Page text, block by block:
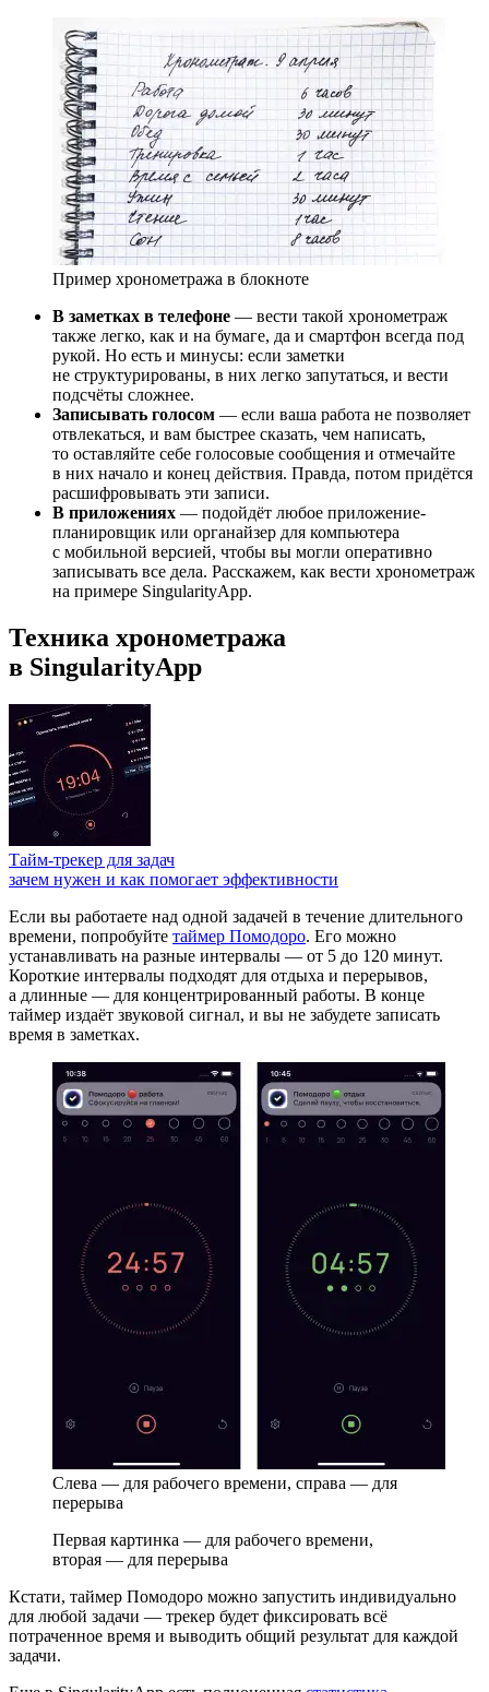
Пример хронометража в блокноте
В заметках в телефоне — вести такой хронометраж
также легко, как и на бумаге, да и смартфон всегда под
рукой. Но есть и минусы: если заметки
не структурированы, в них легко запутаться, и вести
подсчёты сложнее.
Записывать голосом — если ваша работа не позволяет
отвлекаться, и вам быстрее сказать, чем написать,
то оставляйте себе голосовые сообщения и отмечайте
в них начало и конец действия. Правда, потом придётся
расшифровывать эти записи.
В приложениях — подойдёт любое приложение-
планировщик или органайзер для компьютера
с мобильной версией, чтобы вы могли оперативно
записывать все дела. Расскажем, как вести хронометраж
на примере SingularityApp.
Техника хронометража
в SingularityApp
Тайм-трекер для задач
зачем нужен и как помогает эффективности
Если вы работаете над одной задачей в течение длительного
времени, попробуйте таймер Помодоро. Его можно
устанавливать на разные интервалы — от 5 до 120 минут.
Короткие интервалы подходят для отдыха и перерывов,
а длинные — для концентрированный работы. В конце
таймер издаёт звуковой сигнал, и вы не забудете записать
время в заметках.
Слева — для рабочего времени, справа — для
перерыва
Первая картинка — для рабочего времени,
вторая — для перерыва
Кстати, таймер Помодоро можно запустить индивидуально
для любой задачи — трекер будет фиксировать всё
потраченное время и выводить общий результат для каждой
задачи.